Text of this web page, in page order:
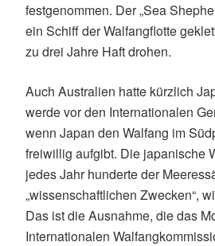
festgenommen. Der „Sea
ein Schiff der Walfangflotte
zu drei Jahre Haft drohen.
Auch Australien hatte kürzlich
werde vor den Internationalen
wenn Japan den Walfang im
freiwillig aufgibt. Die japanische
jedes Jahr hunderte der
„wissenschaftlichen Zwecken“,
Das ist die Ausnahme, die das
Internationalen